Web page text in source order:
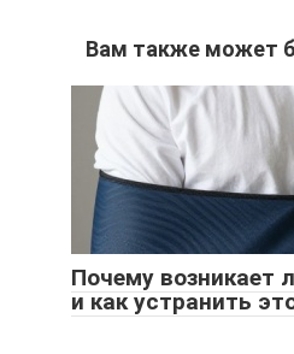
Вам также может
Почему возникает
и как устранить